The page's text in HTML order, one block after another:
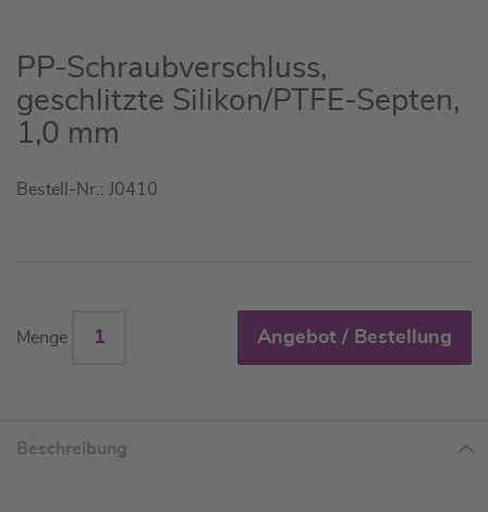
Zum
Anfang
der
Bildgalerie
PP-Schraubverschluss,
geschlitzte Silikon/PTFE-Septen,
1,0 mm
Bestell-Nr.: J0410
Menge Angebot / Bestellung
Beschreibung